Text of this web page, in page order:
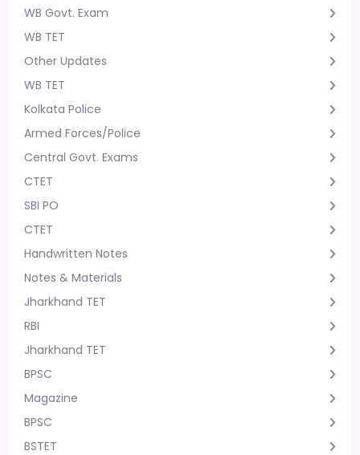
WB Govt. Exam
WB TET
Other Updates
WB TET
Kolkata Police
Armed Forces/Police
Central Govt. Exams
CTET
SBI PO
CTET
Handwritten Notes
Notes & Materials
Jharkhand TET
RBI
Jharkhand TET
BPSC
Magazine
BPSC
BSTET